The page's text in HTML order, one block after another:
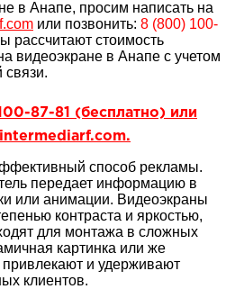
в Анапе, просим написать на
или позвонить: 8 (800) 100-
стоимость
видеоэкране в Анапе с учетом
связи.
87-81 (бесплатно) или
способ рекламы.
передает информацию в
или анимации. Видеоэкраны
контраста и яркостью,
для монтажа в сложных
картинка или же
и удерживают
клиентов.